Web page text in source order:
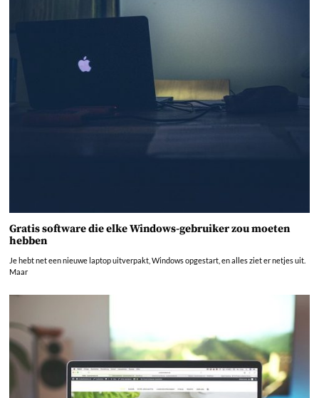
Gratis software die elke Windows-gebruiker zou moeten
hebben
Je hebt net een nieuwe laptop uitverpakt, Windows opgestart, en alles ziet er netjes uit.
Maar